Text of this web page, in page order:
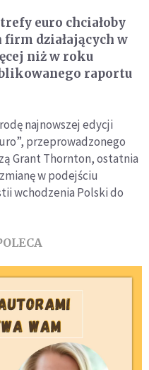
euro chciałoby
firm działających w
niż w roku
raportu
najnowszej edycji
przeprowadzonego
Grant Thornton, ostatnia
w podejściu
wchodzenia Polski do